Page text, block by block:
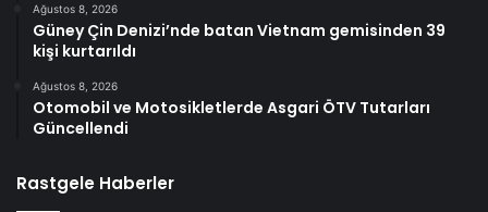
Ağustos 8, 2026
Güney Çin Denizi’nde batan Vietnam gemisinden 39
kişi kurtarıldı
Ağustos 8, 2026
Otomobil ve Motosikletlerde Asgari ÖTV Tutarları
Güncellendi
Rastgele Haberler